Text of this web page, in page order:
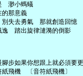
渺小螞蟻
那意義
失去勇氣　那就創造回憶
　踏出旋律漣漪的倒影
步如果你想跟上就必須要
飛機　〔音符紙飛機〕